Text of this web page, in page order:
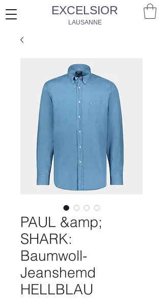
EXCELSIOR
LAUSANNE
PAUL &amp;
SHARK:
Baumwoll-
Jeanshemd
HELLBLAU